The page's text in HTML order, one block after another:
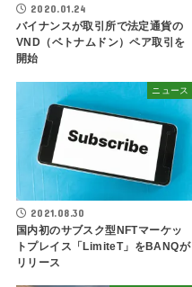
2020.01.24
バイナンスが取引所で法定通貨の
VND（ベトナムドン）ペア取引を
開始
ニュース
2021.08.30
国内初のサブスク型NFTマーケッ
トプレイス「LimiteT」をBANQが
リリース